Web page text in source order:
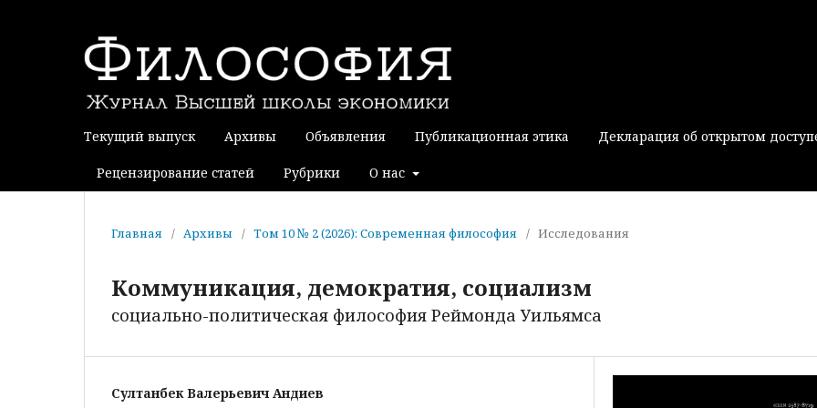
Текущий выпуск Архивы Объявления Публикационная этика Декларация об открытом
Рецензирование статей Рубрики О нас
Главная / Архивы / Том 10 № 2 (2026): Современная философия / Исследования
Коммуникация, демократия, социализм
социально-политическая философия Реймонда Уильямса
Султанбек Валерьевич Андиев